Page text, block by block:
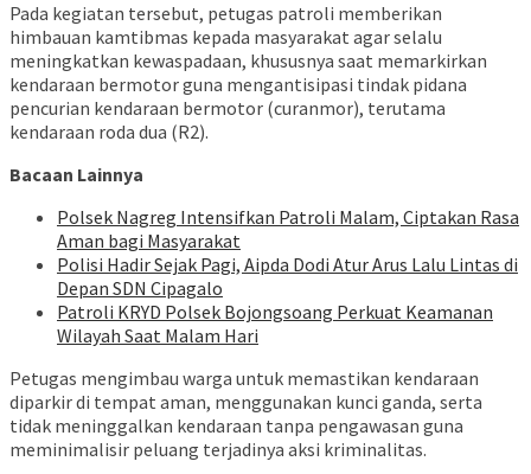
Pada kegiatan tersebut, petugas patroli memberikan
himbauan kamtibmas kepada masyarakat agar selalu
meningkatkan kewaspadaan, khususnya saat memarkirkan
kendaraan bermotor guna mengantisipasi tindak pidana
pencurian kendaraan bermotor (curanmor), terutama
kendaraan roda dua (R2).
Bacaan Lainnya
Polsek Nagreg Intensifkan Patroli Malam, Ciptakan Rasa
Aman bagi Masyarakat
Polisi Hadir Sejak Pagi, Aipda Dodi Atur Arus Lalu Lintas di
Depan SDN Cipagalo
Patroli KRYD Polsek Bojongsoang Perkuat Keamanan
Wilayah Saat Malam Hari
Petugas mengimbau warga untuk memastikan kendaraan
diparkir di tempat aman, menggunakan kunci ganda, serta
tidak meninggalkan kendaraan tanpa pengawasan guna
meminimalisir peluang terjadinya aksi kriminalitas.